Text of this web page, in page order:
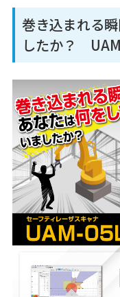
巻き込まれる
したか？